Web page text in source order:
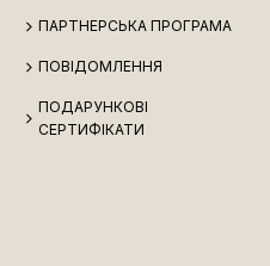
ПАРТНЕРСЬКА ПРОГРАМА
ПОВІДОМЛЕННЯ
ПОДАРУНКОВІ
СЕРТИФІКАТИ